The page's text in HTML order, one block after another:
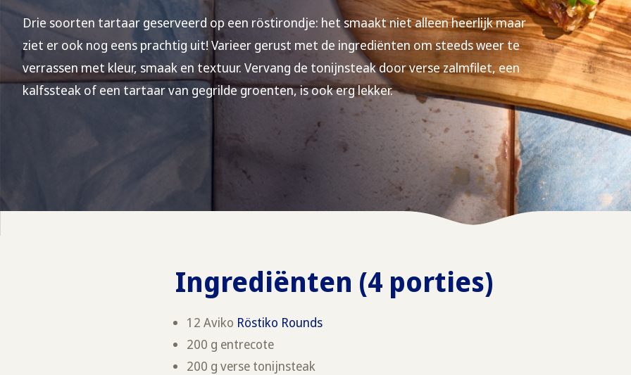
Drie soorten tartaar geserveerd op een röstirondje: het smaakt niet alleen heerlijk maar
ziet er ook nog eens prachtig uit! Varieer gerust met de ingrediënten om steeds weer te
verrassen met kleur, smaak en textuur. Vervang de tonijnsteak door verse zalmfilet, een
kalfssteak of een tartaar van gegrilde groenten, is ook erg lekker.
Ingrediënten (4 porties)
12 Aviko Röstiko Rounds
200 g entrecote
200 g verse tonijnsteak